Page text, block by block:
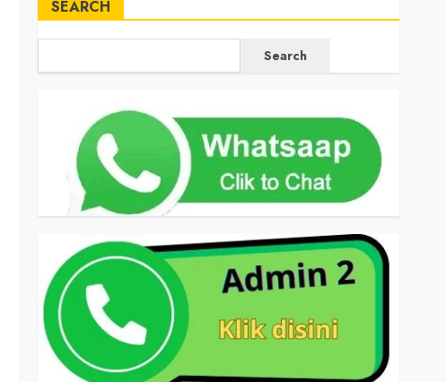
SEARCH
Search